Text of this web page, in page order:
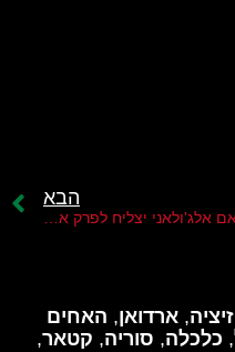
הבא
, ארדואן, האחים
, כלכלה, סוריה, קטאר,